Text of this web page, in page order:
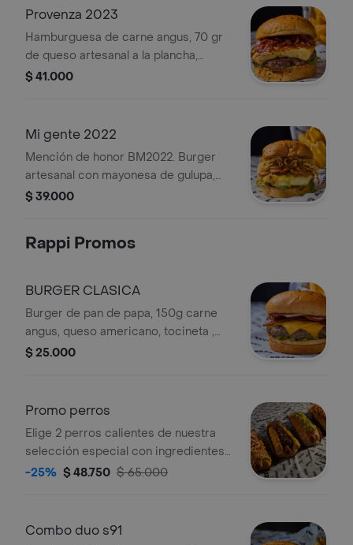
tocineta premium ahumada, hilos
la casa.
Provenza 2023
Hamburguesa de carne angus, 70 gr
de queso artesanal a la plancha,
trocitos de tocineta en reducción de
$ 41.000
Mi gente 2022
Mención de honor BM2022. Burger
artesanal con mayonesa de gulupa,
carne angus, doble queso doble
limoncillo y cebolla crispy. no incluye
$ 39.000
Rappi Promos
BURGER CLASICA
Burger de pan de papa, 150g carne
angus, queso americano, tocineta ,
lechuga , tomate y salsas clásicas de
$ 25.000
Promo perros
Elige 2 perros calientes de nuestra
selección especial con ingredientes
como cebolla, lechuga y salsas
-25% $ 48.750 $ 65.000
Combo duo s91